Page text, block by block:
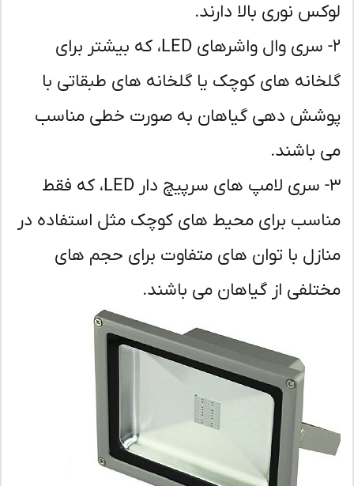
نوری بالا دارند.
۲- سری وال واشرهای LED، که بیشتر برای
های کوچک یا گلخانه های طبقاتی با
دهی گیاهان به صورت خطی مناسب
باشند.
۳- سری لامپ های سرپیچ دار LED، که فقط
برای محیط های کوچک مثل استفاده در
با توان های متفاوت برای حجم های
از گیاهان می باشند.